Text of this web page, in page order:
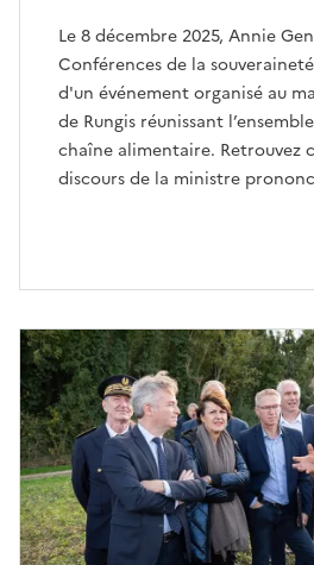
Le 8 décembre 2025, Annie
Conférences de la
d'un événement organisé au
de Rungis réunissant
chaîne alimentaire. Retrouvez
discours de la ministre